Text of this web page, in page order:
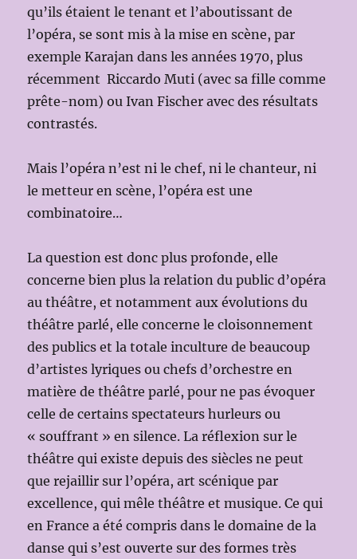
qu’ils étaient le tenant et l’aboutissant de
l’opéra, se sont mis à la mise en scène, par
exemple Karajan dans les années 1970, plus
récemment Riccardo Muti (avec sa fille comme
prête-nom) ou Ivan Fischer avec des résultats
contrastés.
Mais l’opéra n’est ni le chef, ni le chanteur, ni
le metteur en scène, l’opéra est une
combinatoire…
La question est donc plus profonde, elle
concerne bien plus la relation du public d’opéra
au théâtre, et notamment aux évolutions du
théâtre parlé, elle concerne le cloisonnement
des publics et la totale inculture de beaucoup
d’artistes lyriques ou chefs d’orchestre en
matière de théâtre parlé, pour ne pas évoquer
celle de certains spectateurs hurleurs ou
« souffrant » en silence. La réflexion sur le
théâtre qui existe depuis des siècles ne peut
que rejaillir sur l’opéra, art scénique par
excellence, qui mêle théâtre et musique. Ce qui
en France a été compris dans le domaine de la
danse qui s’est ouverte sur des formes très